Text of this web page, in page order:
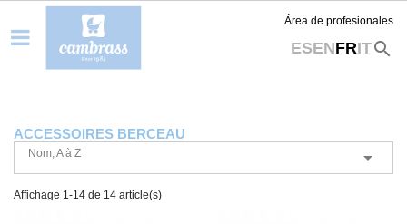
Área de profesionales
ESENFRITsearch
ACCESSOIRES BERCEAU
Nom, A à Z 
Affichage 1-14 de 14 article(s)